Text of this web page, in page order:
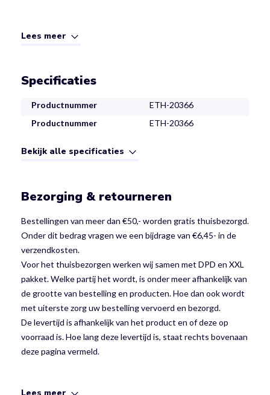
Lees meer
Specificaties
Productnummer
ETH-20366
Productnummer
ETH-20366
Bekijk alle specificaties
Bezorging & retourneren
Bestellingen van meer dan €50,- worden gratis thuisbezorgd.
Onder dit bedrag vragen we een bijdrage van €6,45- in de
verzendkosten.
Voor het thuisbezorgen werken wij samen met DPD en XXL
pakket. Welke partij het wordt, is onder meer afhankelijk van
de grootte van bestelling en producten. Hoe dan ook wordt
met uiterste zorg uw bestelling vervoerd en bezorgd.
De levertijd is afhankelijk van het product en of deze op
voorraad is. Hoe lang deze levertijd is, staat rechts bovenaan
deze pagina vermeld.